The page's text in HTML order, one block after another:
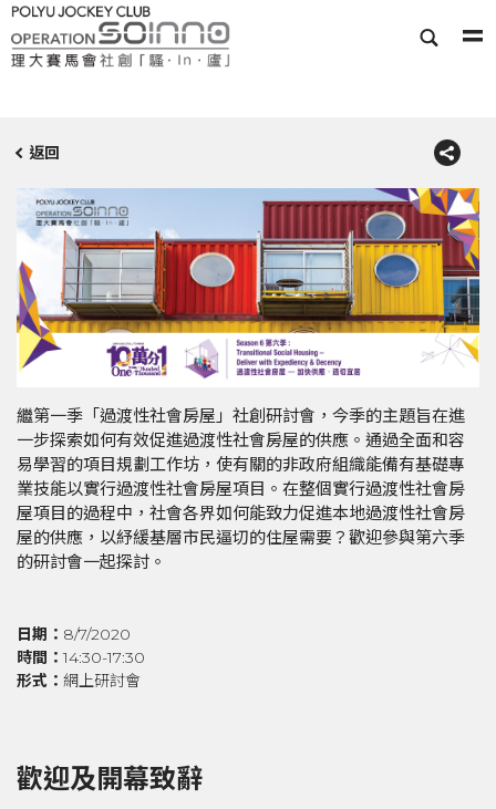
返回
繼第一季「過渡性社會房屋」社創研討會，今季的主題旨在進
一步探索如何有效促進過渡性社會房屋的供應。通過全面和容
易學習的項目規劃工作坊，使有關的非政府組織能備有基礎專
業技能以實行過渡性社會房屋項目。在整個實行過渡性社會房
屋項目的過程中，社會各界如何能致力促進本地過渡性社會房
屋的供應，以紓緩基層市民逼切的住屋需要？歡迎參與第六季
的研討會一起探討。
日期： 8/7/2020
時間：14:30-17:30
形式： 網上研討會
歡迎及開幕致辭